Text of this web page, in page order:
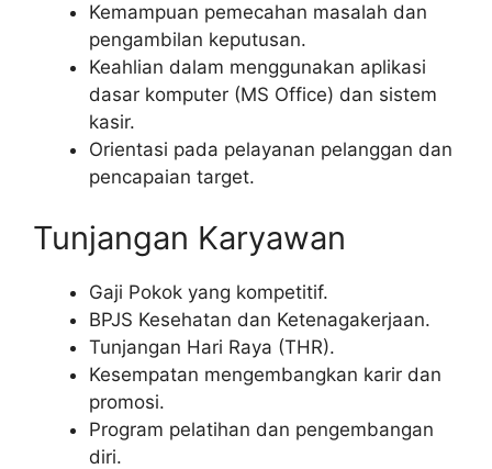
Kemampuan pemecahan masalah dan
pengambilan keputusan.
Keahlian dalam menggunakan aplikasi
dasar komputer (MS Office) dan sistem
kasir.
Orientasi pada pelayanan pelanggan dan
pencapaian target.
Tunjangan Karyawan
Gaji Pokok yang kompetitif.
BPJS Kesehatan dan Ketenagakerjaan.
Tunjangan Hari Raya (THR).
Kesempatan mengembangkan karir dan
promosi.
Program pelatihan dan pengembangan
diri.